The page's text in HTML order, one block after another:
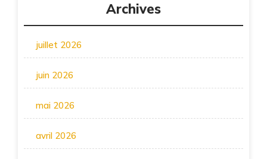
Archives
juillet 2026
juin 2026
mai 2026
avril 2026